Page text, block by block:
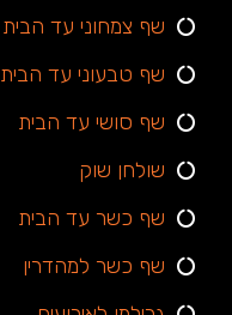
שף צמחוני עד הבית
שף טבעוני עד הבית
שף סושי עד הבית
שולחן שוק
שף כשר עד הבית
שף כשר למהדרין